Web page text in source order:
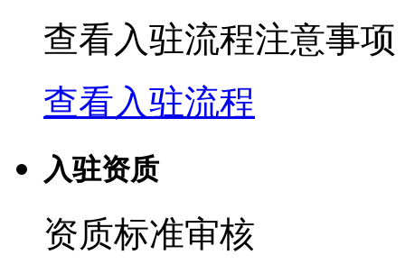
查看入驻流程注意事项
查看入驻流程
入驻资质
资质标准审核